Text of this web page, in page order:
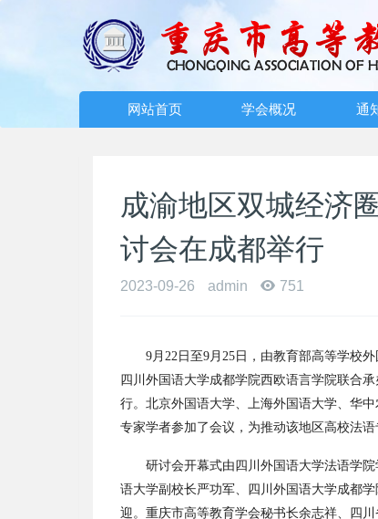
网站首页 学会概况 通
成渝地区双城经济
讨会在成都举行
2023-09-26 admin 751
9月22日至9月25日，由教育部高等学校
四川外国语大学成都学院西欧语言学院联合
行。北京外国语大学、上海外国语大学、华
专家学者参加了会议，为推动该地区高校法
研讨会开幕式由四川外国语大学法语学
语大学副校长严功军、四川外国语大学成都
迎。重庆市高等教育学会秘书长余志祥、四